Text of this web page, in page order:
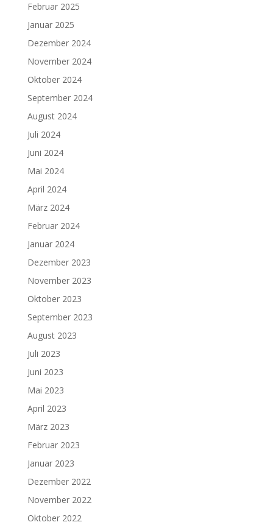
Februar 2025
Januar 2025
Dezember 2024
November 2024
Oktober 2024
September 2024
August 2024
Juli 2024
Juni 2024
Mai 2024
April 2024
März 2024
Februar 2024
Januar 2024
Dezember 2023
November 2023
Oktober 2023
September 2023
August 2023
Juli 2023
Juni 2023
Mai 2023
April 2023
März 2023
Februar 2023
Januar 2023
Dezember 2022
November 2022
Oktober 2022